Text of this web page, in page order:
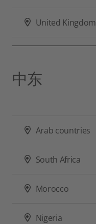
United Kingdom
中东
Arab countries
South Africa
Morocco
Nigeria